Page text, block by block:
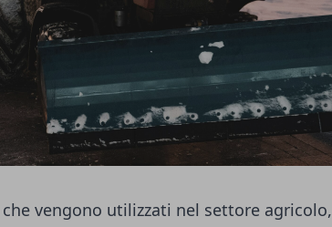
vengono utilizzati nel settore agricolo,